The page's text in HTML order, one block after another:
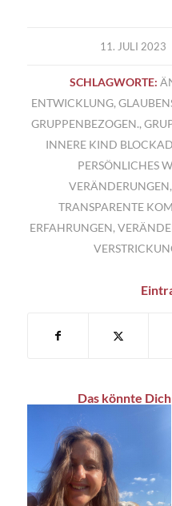
11. JULI 2023
/
SCHLAGWORTE:
ENTWICKLUNG,
GRUPPENBEZOGEN.,
INNERE KIND
PERSÖNLICHES
VERÄNDERUNGEN,
TRANSPARENTE
ERFAHRUNGEN,
Das könnte